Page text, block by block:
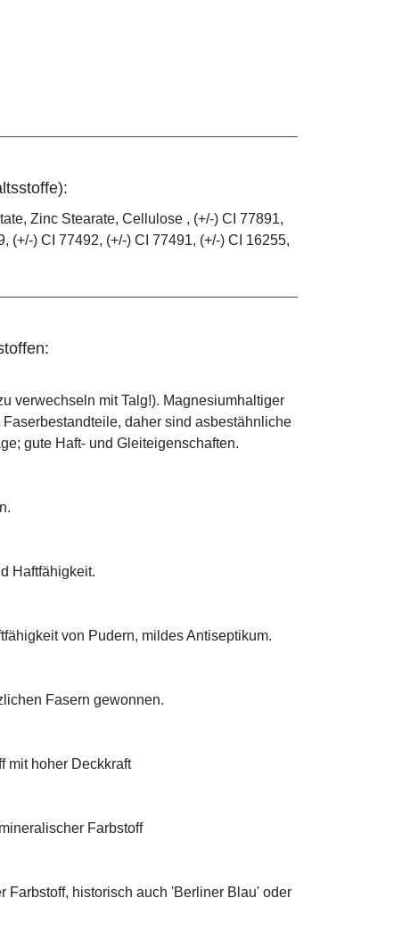
Zinc Stearate, Cellulose , (+/-) CI 77891,
(+/-) CI 77492, (+/-) CI 77491, (+/-) CI 16255,
verwechseln mit Talg!). Magnesiumhaltiger
daher sind asbestähnliche
gute Haft- und Gleiteigenschaften.
Haftfähigkeit.
von Pudern, mildes Antiseptikum.
Fasern gewonnen.
mit hoher Deckkraft
Farbstoff
Farbstoff, historisch auch 'Berliner Blau' oder